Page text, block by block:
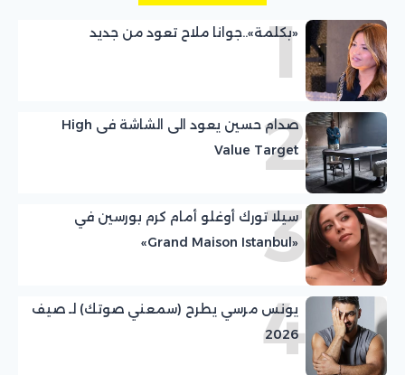
1
«بكلمة»..جوانا ملاح تعود من جديد
2
صدام حسين يعود الى الشاشة فى High
Value Target
3
سيلا تورك أوغلو أمام كرم بورسين في
«Grand Maison Istanbul»
4
يونس مرسي يطرح (سمعني صوتك) لـ صيف
2026